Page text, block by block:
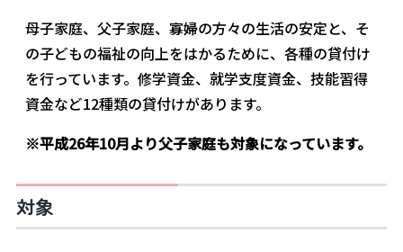
母子家庭、父子家庭、寡婦の方々の生活の安定と、そ
の子どもの福祉の向上をはかるために、各種の貸付け
を行っています。修学資金、就学支度資金、技能習得
資金など12種類の貸付けがあります。
※平成26年10月より父子家庭も対象になっています。
対象